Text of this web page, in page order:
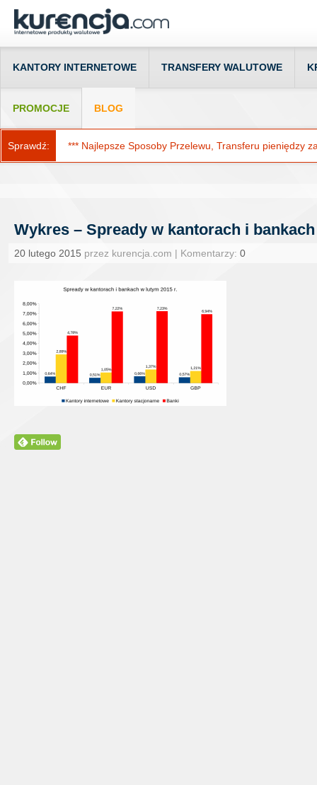
KANTORY INTERNETOWE TRANSFERY WALUTOWE
PROMOCJE BLOG
Sprawdź: *** Najlepsze Sposoby Przelewu, Transferu pieniędzy
Wykres – Spready w kantorach i
20 lutego 2015 przez kurencja.com | Komentarzy: 0